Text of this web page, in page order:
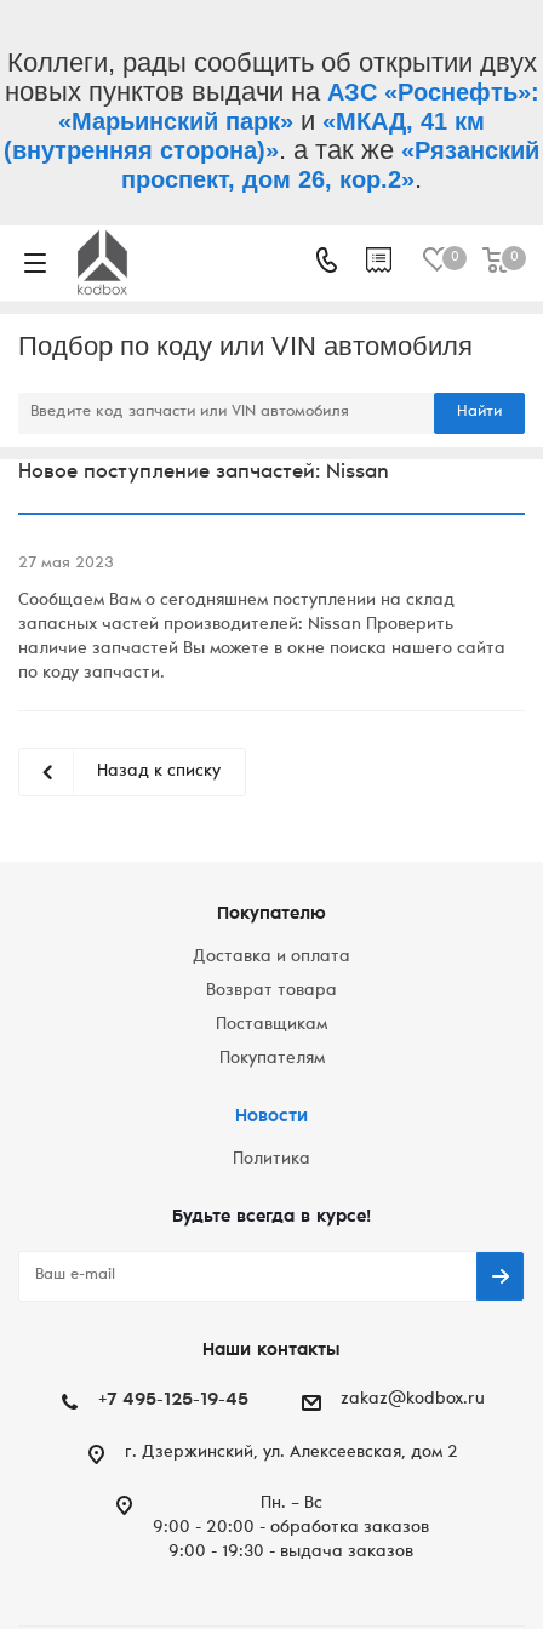
Коллеги, рады сообщить об открытии двух
новых пунктов выдачи на АЗС «Роснефть»:
«Марьинский парк» и «МКАД, 41 км
(внутренняя сторона)». а так же «Рязанский
проспект, дом 26, кор.2».
0 0
Подбор по коду или VIN автомобиля
Найти
Новое поступление запчастей: Nissan
27 мая 2023
Сообщаем Вам о сегодняшнем поступлении на склад
запасных частей производителей: Nissan Проверить
наличие запчастей Вы можете в окне поиска нашего сайта
по коду запчасти.
Назад к списку
Покупателю
Доставка и оплата
Возврат товара
Поставщикам
Покупателям
Новости
Политика
Будьте всегда в курсе!
Наши контакты
+7 495-125-19-45 zakaz@kodbox.ru
г. Дзержинский, ул. Алексеевская, дом 2
Пн. – Вc
9:00 - 20:00 - обработка заказов
9:00 - 19:30 - выдача заказов